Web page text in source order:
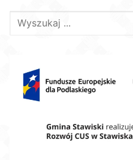
Szukaj